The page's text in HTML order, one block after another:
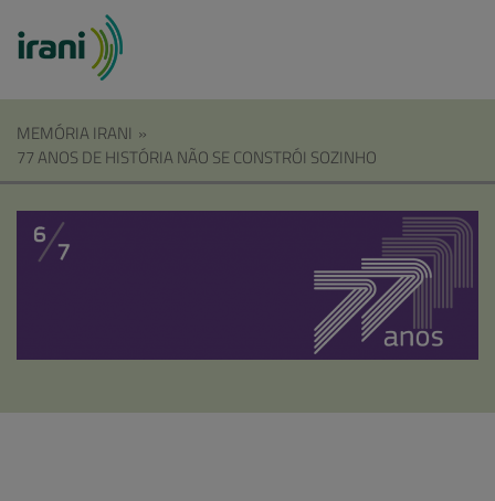
MEMÓRIA IRANI »
77 ANOS DE HISTÓRIA NÃO SE CONSTRÓI SOZINHO